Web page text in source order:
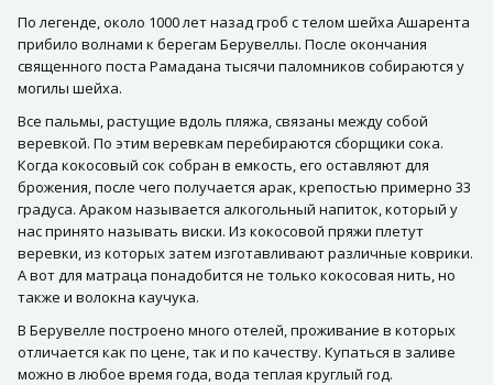
По легенде, около 1000 лет назад гроб с телом шейха Ашарента
прибило волнами к берегам Берувеллы. После окончания
священного поста Рамадана тысячи паломников собираются у
могилы шейха.
Все пальмы, растущие вдоль пляжа, связаны между собой
веревкой. По этим веревкам перебираются сборщики сока.
Когда кокосовый сок собран в емкость, его оставляют для
брожения, после чего получается арак, крепостью примерно 33
градуса. Араком называется алкогольный напиток, который у
нас принято называть виски. Из кокосовой пряжи плетут
веревки, из которых затем изготавливают различные коврики.
А вот для матраца понадобится не только кокосовая нить, но
также и волокна каучука.
В Берувелле построено много отелей, проживание в которых
отличается как по цене, так и по качеству. Купаться в заливе
можно в любое время года, вода теплая круглый год.